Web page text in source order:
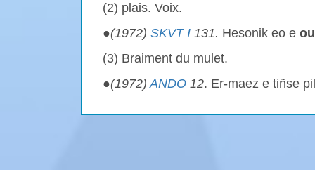
(2) plais. Voix.
●(1972) SKVT I 131. Hesonik eo e
(3) Braiment du mulet.
●(1972)ANDO 12. Er-maez e tiñse